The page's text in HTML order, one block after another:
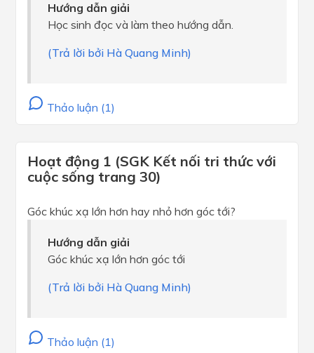
Hướng dẫn giải
Học sinh đọc và làm theo hướng dẫn.
(Trả lời bởi Hà Quang Minh)
Thảo luận (1)
Hoạt động 1 (SGK Kết nối tri thức với
cuộc sống trang 30)
Góc khúc xạ lớn hơn hay nhỏ hơn góc tới?
Hướng dẫn giải
Góc khúc xạ lớn hơn góc tới
(Trả lời bởi Hà Quang Minh)
Thảo luận (1)